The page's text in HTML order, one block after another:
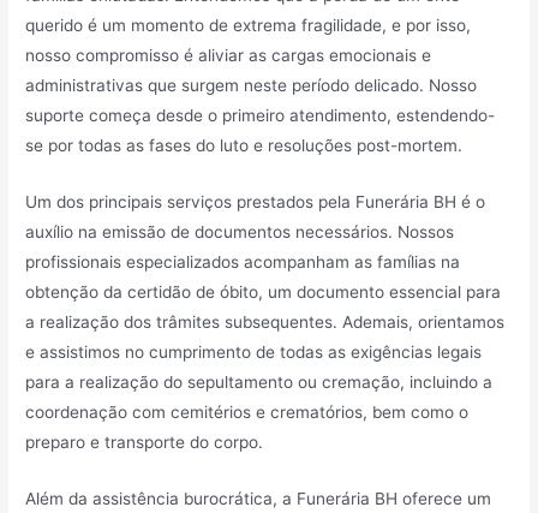
querido é um momento de extrema fragilidade, e por isso,
nosso compromisso é aliviar as cargas emocionais e
administrativas que surgem neste período delicado. Nosso
suporte começa desde o primeiro atendimento, estendendo-
se por todas as fases do luto e resoluções post-mortem.
Um dos principais serviços prestados pela Funerária BH é o
auxílio na emissão de documentos necessários. Nossos
profissionais especializados acompanham as famílias na
obtenção da certidão de óbito, um documento essencial para
a realização dos trâmites subsequentes. Ademais, orientamos
e assistimos no cumprimento de todas as exigências legais
para a realização do sepultamento ou cremação, incluindo a
coordenação com cemitérios e crematórios, bem como o
preparo e transporte do corpo.
Além da assistência burocrática, a Funerária BH oferece um